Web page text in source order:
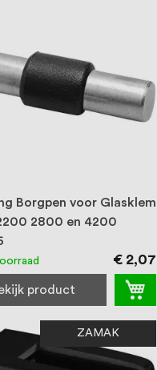
Borgpen voor Glasklem
2800 en 4200
€ 2,07
product
ZAMAK